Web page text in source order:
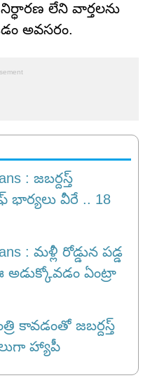
లేని వార్తలను
అవసరం.
: జబర్దస్త్
వీరే .. 18
: మళ్లీ రోడ్డున పడ్డ
అడుక్కోవడం ఏంట్రా
కావడంతో జబర్దస్త్‌
హ్యాపీ